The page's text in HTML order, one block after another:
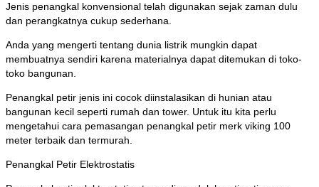
Jenis penangkal konvensional telah digunakan sejak zaman dulu
dan perangkatnya cukup sederhana.
Anda yang mengerti tentang dunia listrik mungkin dapat
membuatnya sendiri karena materialnya dapat ditemukan di toko-
toko bangunan.
Penangkal petir jenis ini cocok diinstalasikan di hunian atau
bangunan kecil seperti rumah dan tower. Untuk itu kita perlu
mengetahui cara pemasangan penangkal petir merk viking 100
meter terbaik dan termurah.
Penangkal Petir Elektrostatis